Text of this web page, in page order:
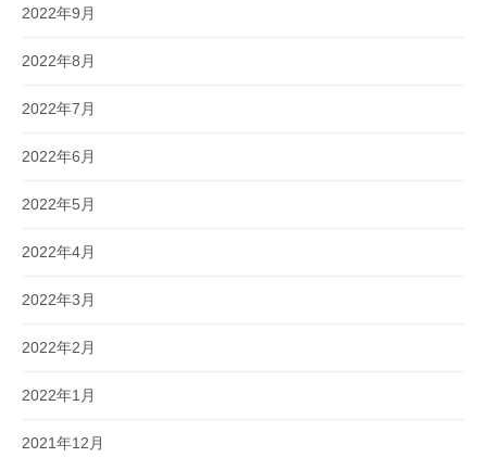
2022年9月
2022年8月
2022年7月
2022年6月
2022年5月
2022年4月
2022年3月
2022年2月
2022年1月
2021年12月